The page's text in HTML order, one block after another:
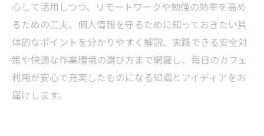
心して活用しつつ、リモートワークや勉強の効率を高め
るための工夫、個人情報を守るために知っておきたい具
体的なポイントを分かりやすく解説。実践できる安全対
策や快適な作業環境の選び方まで網羅し、毎日のカフェ
利用が安心で充実したものになる知識とアイディアをお
届けします。